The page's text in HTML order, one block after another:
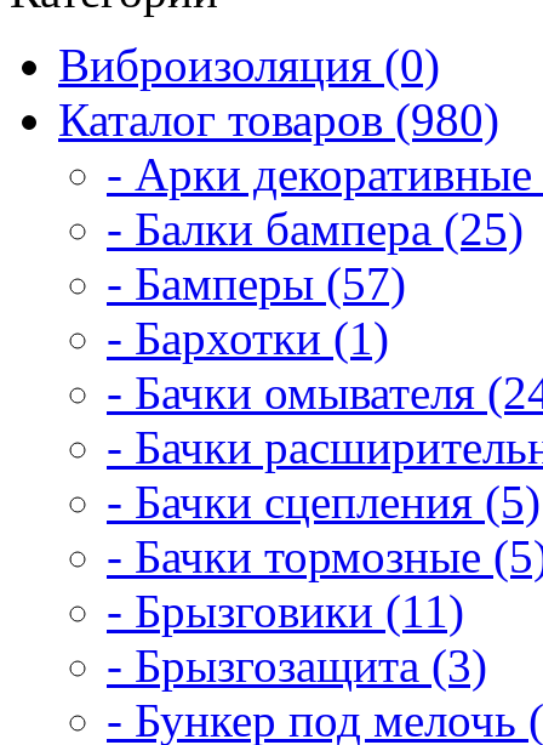
Виброизоляция (0)
Каталог товаров (980)
- Арки
- Балки бампера (25)
- Бамперы (57)
- Бархотки (1)
- Бачки омывателя
- Бачки
- Бачки сцепления (5)
- Бачки тормозные
- Брызговики (11)
- Брызгозащита (3)
- Бункер под мелочь